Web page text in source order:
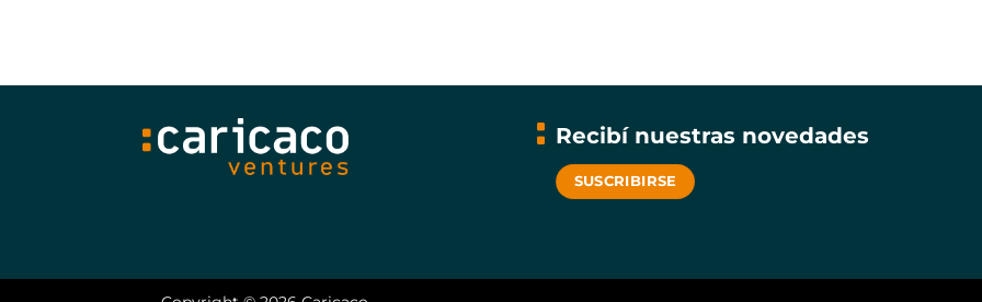
Recibí nuestras novedades
SUSCRIBIRSE